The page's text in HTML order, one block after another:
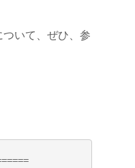
いて、ぜひ、参